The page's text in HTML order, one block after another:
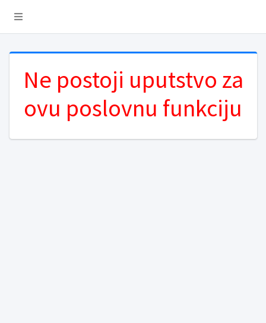
Ne postoji uputstvo za
ovu poslovnu funkciju